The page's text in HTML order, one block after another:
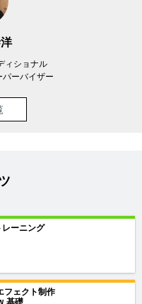
ィショナル
パーバイザー
ーニング
フェクト制作
基礎